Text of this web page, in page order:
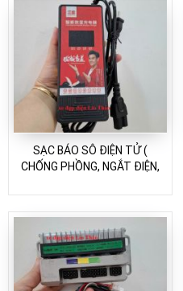
SẠC BÁO SÔ ĐIỆN TỬ (
CHỐNG PHỒNG, NGẮT ĐIỆN,